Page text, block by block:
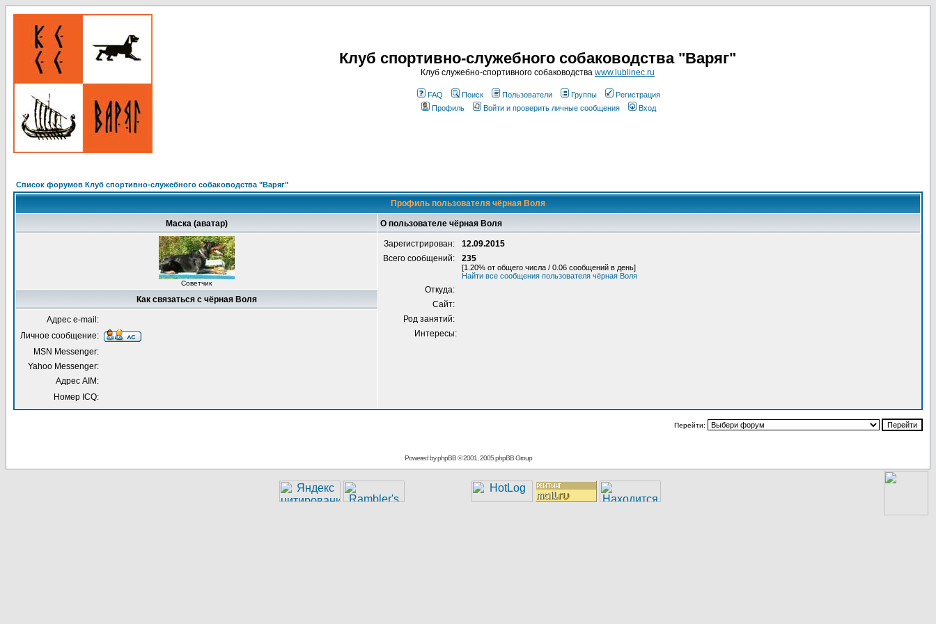
Клуб спортивно-служебного собаководства "Варяг"
Клуб служебно-спортивного собаководства www.lublinec.ru
FAQ Поиск Пользователи Группы
Регистрация
Профиль
Войти и проверить личные сообщения Вход
Список форумов Клуб спортивно-служебного собаководства "Варяг"
Профиль пользователя чёрная Воля
Маска (аватар) О пользователе чёрная Воля
Советчик
Зарегистрирован:
12.09.2015
Всего сообщений:
235
[1.20% от общего числа / 0.06 сообщений в день]
Найти все сообщения пользователя чёрная Воля
Откуда:
Сайт:
Род занятий:
Интересы:
Как связаться с чёрная Воля
Адрес e-mail:
Личное сообщение:
MSN Messenger:
Yahoo Messenger:
Адрес AIM:
Номер ICQ:
Перейти:
Powered byphpBB© 2001, 2005 phpBB Group